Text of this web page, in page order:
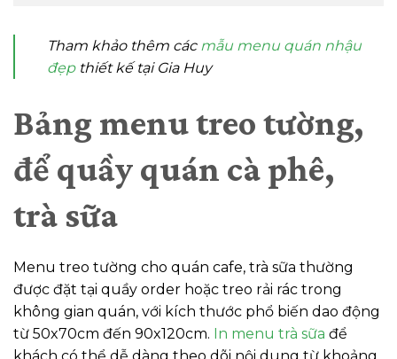
Tham khảo thêm các mẫu menu quán nhậu
đẹpthiết kế tại Gia Huy
Bảng menu treo tường,
để quầy quán cà phê,
trà sữa
Menu treo tường cho quán cafe, trà sữa thường
được đặt tại quầy order hoặc treo rải rác trong
không gian quán, với kích thước phổ biến dao động
từ 50x70cm đến 90x120cm. In menu trà sữa để